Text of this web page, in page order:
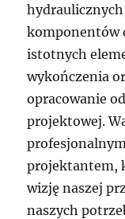
komponentów
istotnych
wykończenia
opracowanie
projektowej.
projektantem,
wizję naszej
naszych